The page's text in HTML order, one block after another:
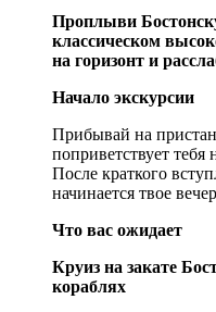
Проплыви
классическом
на горизонт и
Начало экскурсии
Прибывай на
поприветствует
После краткого
начинается твое
Что вас ожидает
Круиз на закате
кораблях